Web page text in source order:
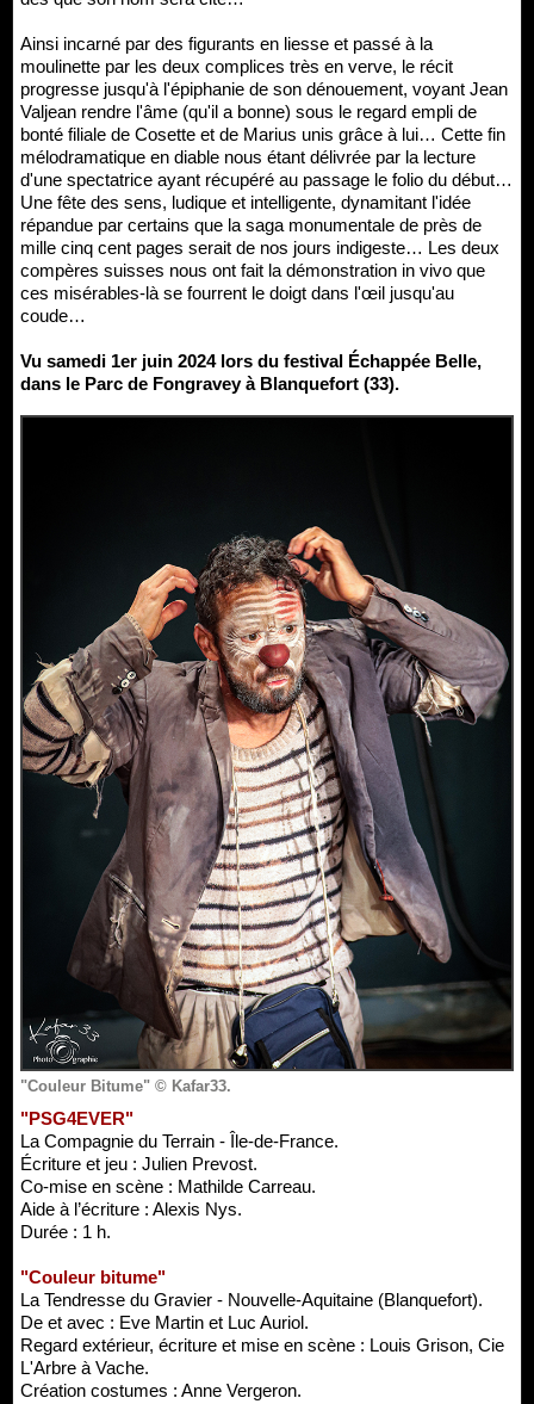
Ainsi incarné par des figurants en liesse et passé à la
moulinette par les deux complices très en verve, le récit
progresse jusqu'à l'épiphanie de son dénouement, voyant Jean
Valjean rendre l'âme (qu'il a bonne) sous le regard empli de
bonté filiale de Cosette et de Marius unis grâce à lui… Cette fin
mélodramatique en diable nous étant délivrée par la lecture
d'une spectatrice ayant récupéré au passage le folio du début…
Une fête des sens, ludique et intelligente, dynamitant l'idée
répandue par certains que la saga monumentale de près de
mille cinq cent pages serait de nos jours indigeste… Les deux
compères suisses nous ont fait la démonstration in vivo que
ces misérables-là se fourrent le doigt dans l'œil jusqu'au
coude…
Vu samedi 1er juin 2024 lors du festival Échappée Belle,
dans le Parc de Fongravey à Blanquefort (33).
"Couleur Bitume" © Kafar33.
"PSG4EVER"
La Compagnie du Terrain - Île-de-France.
Écriture et jeu : Julien Prevost.
Co-mise en scène : Mathilde Carreau.
Aide à l’écriture : Alexis Nys.
Durée : 1 h.
"Couleur bitume"
La Tendresse du Gravier - Nouvelle-Aquitaine (Blanquefort).
De et avec : Eve Martin et Luc Auriol.
Regard extérieur, écriture et mise en scène : Louis Grison, Cie
L'Arbre à Vache.
Création costumes : Anne Vergeron.